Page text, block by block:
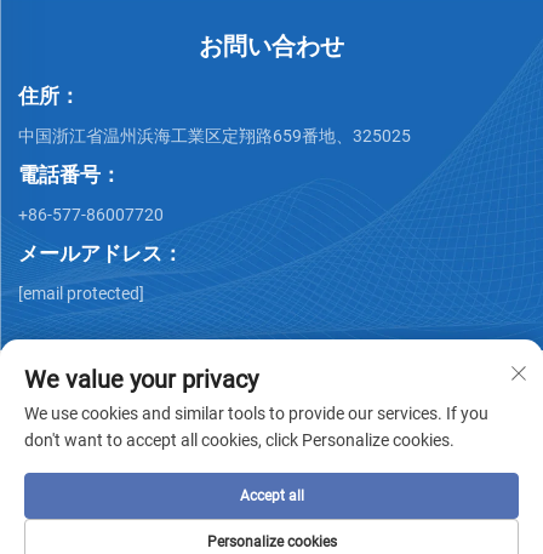
お問い合わせ
住所：
中国浙江省温州浜海工業区定翔路659番地、325025
電話番号：
+86-577-86007720
メールアドレス：
[email protected]
We value your privacy
We use cookies and similar tools to provide our services. If you
don't want to accept all cookies, click Personalize cookies.
Personalize cookies
Accept all